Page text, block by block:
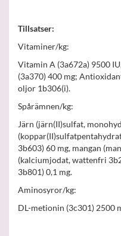
Tillsatser:
Vitaminer/kg:
Vitamin A (3a672a) 9500
(3a370) 400 mg;
oljor 1b306(i).
Spårämnen/kg:
Järn (järn(II)sulfat,
3b603) 60 mg, mangan
(kalciumjodat, wattenfri
3b801) 0,1 mg.
Aminosyror/kg:
DL-metionin (3c301) 2500